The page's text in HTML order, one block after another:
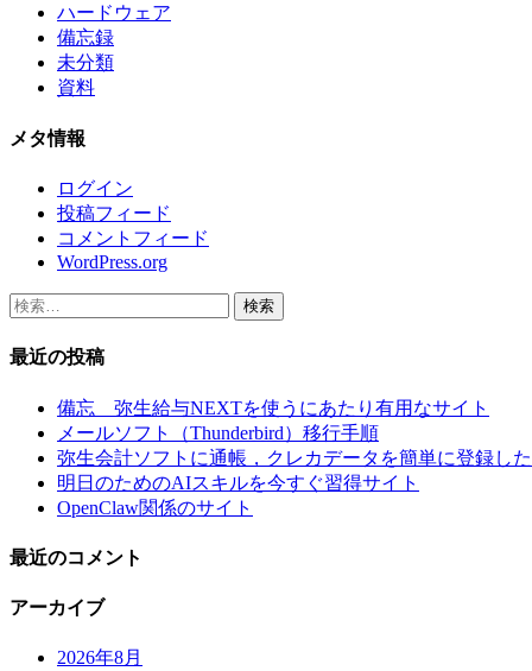
ハードウェア
備忘録
未分類
資料
メタ情報
ログイン
投稿フィード
コメントフィード
WordPress.org
検
最近の投稿
備忘 弥生給与NEXTを使うにあたり有用なサイト
メールソフト（Thunderbird）移行手順
弥生会計ソフトに通帳，クレカデータを簡単に登録し
明日のためのAIスキルを今すぐ習得サイト
OpenClaw関係のサイト
最近のコメント
アーカイブ
2026年8月